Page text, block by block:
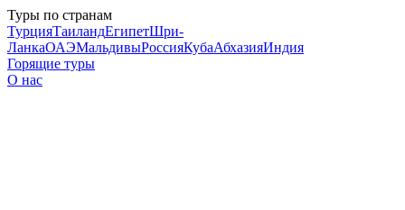
Туры по странам
ТурцияТаиландЕгипетШри-
ЛанкаОАЭМальдивыРоссияКубаАбхазияИндия
Горящие туры
О нас